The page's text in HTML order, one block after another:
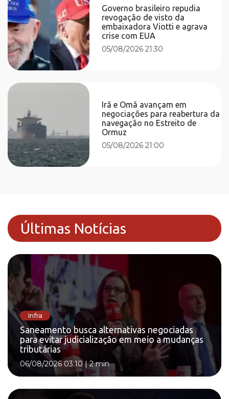
Governo brasileiro repudia
revogação de visto da
embaixadora Viotti e agrava
crise com EUA
05/08/2026 21:30
Irã e Omã avançam em
negociações para reabertura da
navegação no Estreito de
Ormuz
05/08/2026 21:00
Últimas Notícias
Infra
Saneamento busca alternativas negociadas
para evitar judicialização em meio a mudanças
tributárias
06/08/2026 03:10|2 min